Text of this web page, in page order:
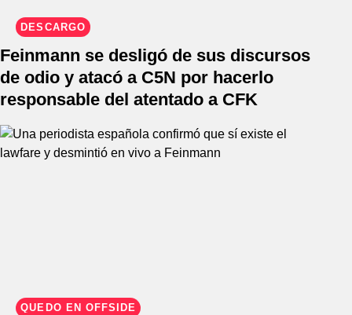
DESCARGO
Feinmann se desligó de sus discursos
de odio y atacó a C5N por hacerlo
responsable del atentado a CFK
QUEDÓ EN OFFSIDE